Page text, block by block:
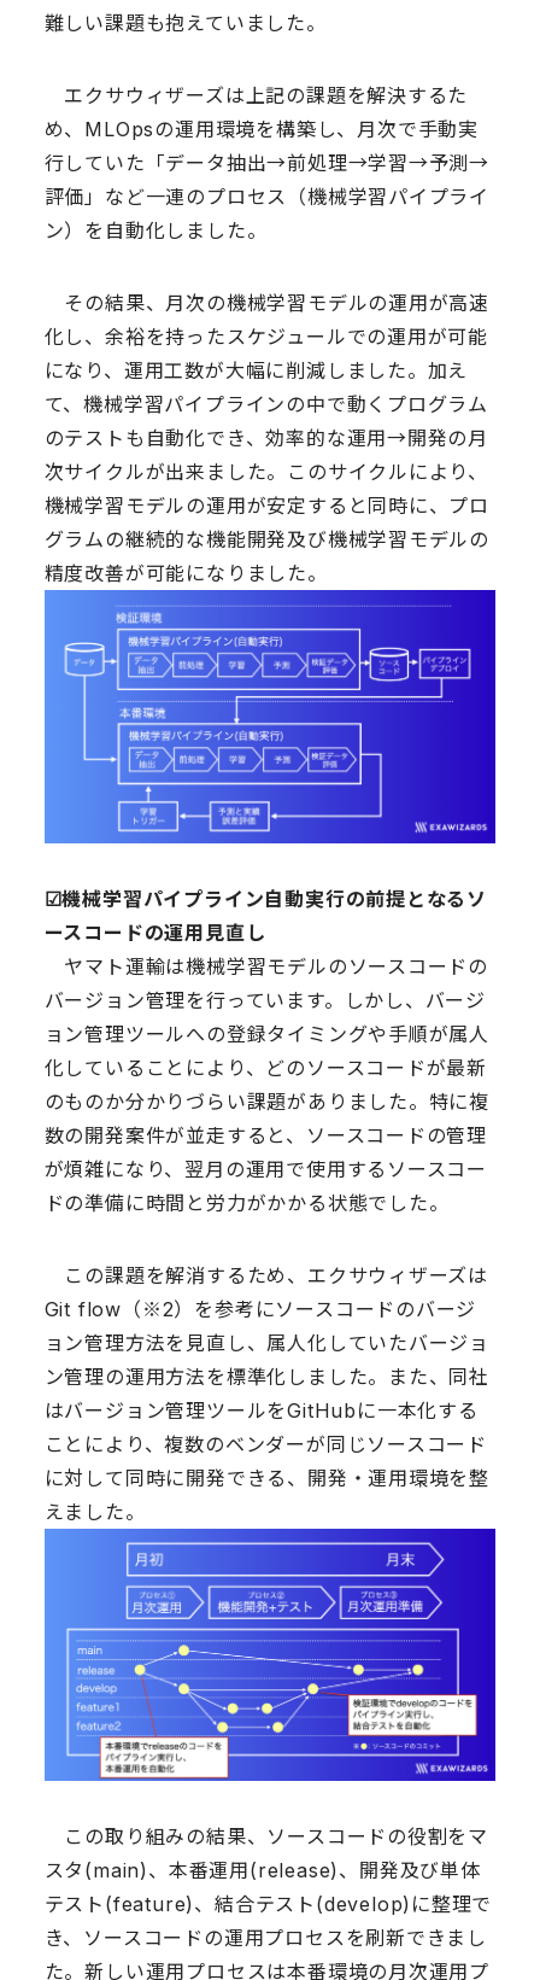
難しい課題も抱えていました。
エクサウィザーズは上記の課題を解決するた
め、MLOpsの運用環境を構築し、月次で手動実
行していた「データ抽出→前処理→学習→予測→
評価」など一連のプロセス（機械学習パイプライ
ン）を自動化しました。
その結果、月次の機械学習モデルの運用が高速
化し、余裕を持ったスケジュールでの運用が可能
になり、運用工数が大幅に削減しました。加え
て、機械学習パイプラインの中で動くプログラム
のテストも自動化でき、効率的な運用→開発の月
次サイクルが出来ました。このサイクルにより、
機械学習モデルの運用が安定すると同時に、プロ
グラムの継続的な機能開発及び機械学習モデルの
精度改善が可能になりました。
☑︎機械学習パイプライン自動実行の前提となるソ
ースコードの運用見直し
ヤマト運輸は機械学習モデルのソースコードの
バージョン管理を行っています。しかし、バージ
ョン管理ツールへの登録タイミングや手順が属人
化していることにより、どのソースコードが最新
のものか分かりづらい課題がありました。特に複
数の開発案件が並走すると、ソースコードの管理
が煩雑になり、翌月の運用で使用するソースコー
ドの準備に時間と労力がかかる状態でした。
この課題を解消するため、エクサウィザーズは
Git flow（※2）を参考にソースコードのバージ
ョン管理方法を見直し、属人化していたバージョ
ン管理の運用方法を標準化しました。また、同社
はバージョン管理ツールをGitHubに一本化する
ことにより、複数のベンダーが同じソースコード
に対して同時に開発できる、開発・運用環境を整
えました。
この取り組みの結果、ソースコードの役割をマ
スタ(main)、本番運用(release)、開発及び単体
テスト(feature)、結合テスト(develop)に整理で
き、ソースコードの運用プロセスを刷新できまし
た。新しい運用プロセスは本番環境の月次運用プ